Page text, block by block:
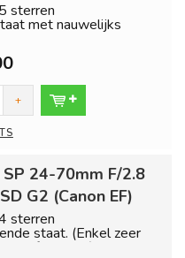
sterren
met nauwelijks
garantie en gr...
+
24-70mm F/2.8
G2 (Canon EF)
sterren
staat. (Enkel zeer
op frontlens)